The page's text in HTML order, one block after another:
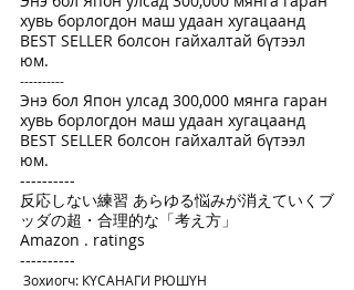
хувь борлогдон маш удаан хугацаанд
BEST SELLER болсон гайхалтай бүтээл
юм.
----------
Энэ бол Япон улсад 300,000 мянга гаран
хувь борлогдон маш удаан хугацаанд
BEST SELLER болсон гайхалтай бүтээл
юм.
----------
反応しない練習 あらゆる悩みが消えていくブ
ッダの超・合理的な「考え方」
Amazon . ratings
----------
Зохиогч: КҮСАНАГИ РЮШҮН